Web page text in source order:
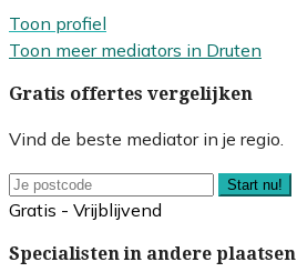
Toon profiel
Toon meer mediators in Druten
Gratis offertes vergelijken
Vind de beste mediator in je regio.
Start nu!
Gratis - Vrijblijvend
Specialisten in andere plaatsen